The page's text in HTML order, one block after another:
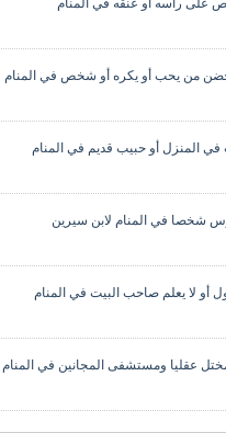
من يحب أو يكره أو شخص في المنام
في المنزل أو حبيب قديم في المنام
شخصا في المنام لابن سيرين
أو لا يعلم صاحب البيت في المنام
عقليا ومستشفى المجانين في المنام